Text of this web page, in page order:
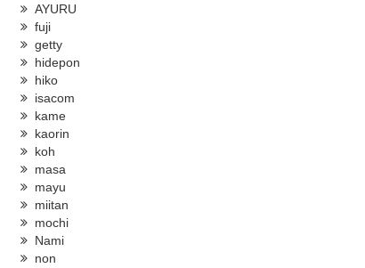
AYURU
fuji
getty
hidepon
hiko
isacom
kame
kaorin
koh
masa
mayu
miitan
mochi
Nami
non